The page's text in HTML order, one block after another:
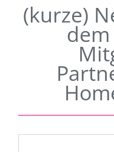
(kurze)